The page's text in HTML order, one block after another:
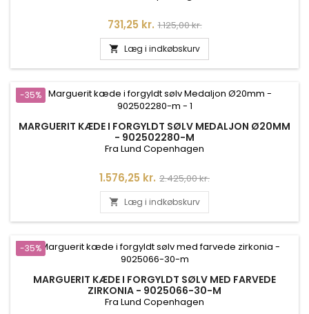
Pris
731,25 kr. Normalpris
1.125,00 kr.
 Læg i indkøbskurv
-35%
MARGUERIT KÆDE I FORGYLDT SØLV MEDALJON Ø20MM
- 902502280-M
Fra Lund Copenhagen
Pris
1.576,25 kr. Normalpris
2.425,00 kr.
 Læg i indkøbskurv
-35%
MARGUERIT KÆDE I FORGYLDT SØLV MED FARVEDE
ZIRKONIA - 9025066-30-M
Fra Lund Copenhagen